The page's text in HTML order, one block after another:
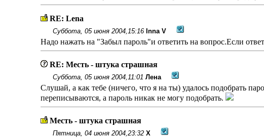
RE: Lena
Суббота, 05 июня 2004,15:16 Inna V
Надо нажать на "Забыл пароль"и ответить на вопрос.Если
RE: Месть - штука страшная
Суббота, 05 июня 2004,11:01 Лена
Слушай, а как тебе (ничего, что я на ты) удалось подобрать
переписываются, а пароль никак не могу подобрать.
Месть - штука страшная
Пятница, 04 июня 2004,23:32 Х